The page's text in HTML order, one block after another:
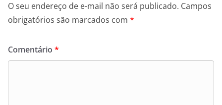
O seu endereço de e-mail não será publicado. Campos
obrigatórios são marcados com *
Comentário *